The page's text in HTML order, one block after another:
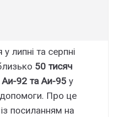
липні та серпні
50 тисяч
92 та Аи-95 у
Про це
посиланням на